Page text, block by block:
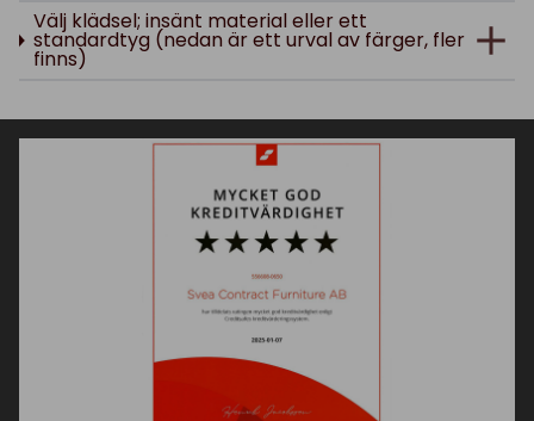
Välj klädsel; insänt material eller ett
standardtyg (nedan är ett urval av färger, fler
finns)